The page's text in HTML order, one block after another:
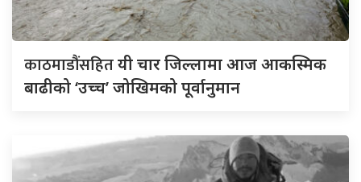
काठमाडौंसहितयी चार जिल्लामा आज आकस्मिक
बाढीको ‘उच्च’ जोखिमको पूर्वानुमान